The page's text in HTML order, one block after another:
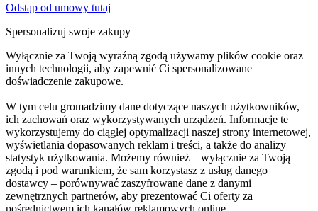
Odstąp od umowy tutaj
Spersonalizuj swoje zakupy
Wyłącznie za Twoją wyraźną zgodą używamy plików cookie oraz
innych technologii, aby zapewnić Ci spersonalizowane
doświadczenie zakupowe.
W tym celu gromadzimy dane dotyczące naszych użytkowników,
ich zachowań oraz wykorzystywanych urządzeń. Informacje te
wykorzystujemy do ciągłej optymalizacji naszej strony internetowej,
wyświetlania dopasowanych reklam i treści, a także do analizy
statystyk użytkowania. Możemy również – wyłącznie za Twoją
zgodą i pod warunkiem, że sam korzystasz z usług danego
dostawcy – porównywać zaszyfrowane dane z danymi
zewnętrznych partnerów, aby prezentować Ci oferty za
pośrednictwem ich kanałów reklamowych online.